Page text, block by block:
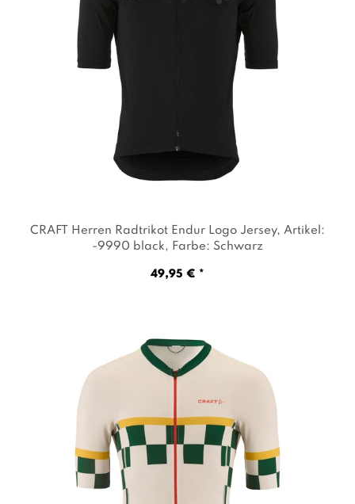
CRAFT Herren Radtrikot Endur Logo Jersey, Artikel:
-9990 black, Farbe: Schwarz
49,95 € *